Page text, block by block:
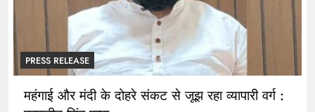
PRESS RELEASE
महंगाई और मंदी के दोहरे संकट से जूझ रहा व्यापारी वर्ग :